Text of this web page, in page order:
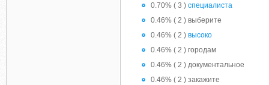
0.70% ( 3 ) специалиста
0.46% ( 2 ) выберите
0.46% ( 2 ) высоко
0.46% ( 2 ) городам
0.46% ( 2 ) документальное
0.46% ( 2 ) закажите